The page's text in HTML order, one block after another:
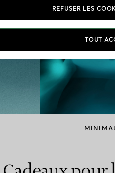
expert en diamants Tiffany.
REFUSER LES
TOUT